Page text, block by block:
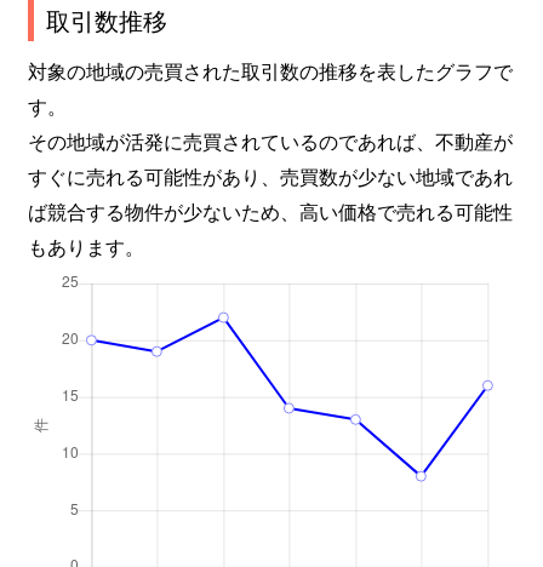
取引数推移
対象の地域の売買された取引数の推移を表したグラフで
す。
その地域が活発に売買されているのであれば、不動産が
すぐに売れる可能性があり、売買数が少ない地域であれ
ば競合する物件が少ないため、高い価格で売れる可能性
もあります。